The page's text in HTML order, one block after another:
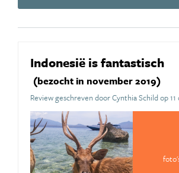
Indonesië is fantastisch
(bezocht in november 2019)
Review geschreven door Cynthia Schild op